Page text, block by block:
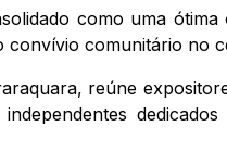
como uma
comunitário no
reúne